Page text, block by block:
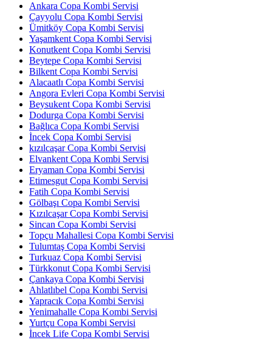
Ankara Copa Kombi Servisi
Çayyolu Copa Kombi Servisi
Ümitköy Copa Kombi Servisi
Yaşamkent Copa Kombi Servisi
Konutkent Copa Kombi Servisi
Beytepe Copa Kombi Servisi
Bilkent Copa Kombi Servisi
Alacaatlı Copa Kombi Servisi
Angora Evleri Copa Kombi Servisi
Beysukent Copa Kombi Servisi
Dodurga Copa Kombi Servisi
Bağlıca Copa Kombi Servisi
İncek Copa Kombi Servisi
kızılcaşar Copa Kombi Servisi
Elvankent Copa Kombi Servisi
Eryaman Copa Kombi Servisi
Etimesgut Copa Kombi Servisi
Fatih Copa Kombi Servisi
Gölbaşı Copa Kombi Servisi
Kızılcaşar Copa Kombi Servisi
Sincan Copa Kombi Servisi
Topçu Mahallesi Copa Kombi Servisi
Tulumtaş Copa Kombi Servisi
Turkuaz Copa Kombi Servisi
Türkkonut Copa Kombi Servisi
Çankaya Copa Kombi Servisi
Ahlatlıbel Copa Kombi Servisi
Yapracık Copa Kombi Servisi
Yenimahalle Copa Kombi Servisi
Yurtçu Copa Kombi Servisi
İncek Life Copa Kombi Servisi